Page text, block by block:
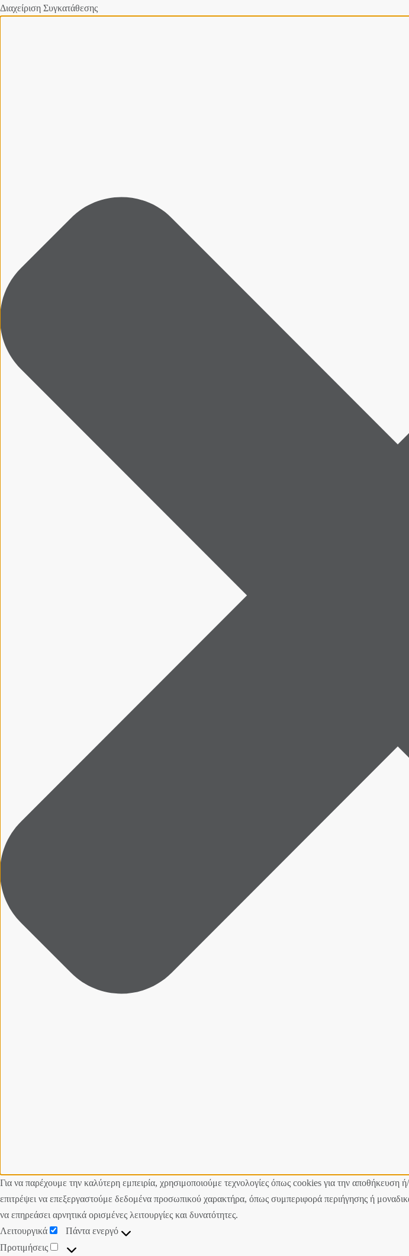
Διαχείριση Συγκατάθεσης
Για να παρέχουμε την καλύτερη εμπειρία, χρησιμοποιούμε τεχνολογίες όπως cookies για την
επιτρέψει να επεξεργαστούμε δεδομένα προσωπικού χαρακτήρα, όπως συμπεριφορά περιήγησης ή
να επηρεάσει αρνητικά ορισμένες λειτουργίες και δυνατότητες.
Λειτουργικά
Πάντα ενεργό
Προτιμήσεις